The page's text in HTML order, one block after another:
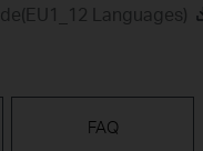
Languages)
FAQ